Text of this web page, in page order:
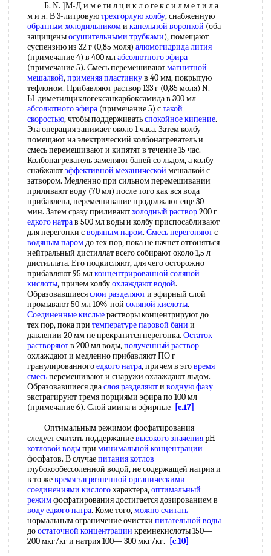
Б. N. ]М-Д и м е ти л ц и к л о ге к с и л м е т и л а
м и н. В 3-литровуютрехгорлую колбу, снабженную
обратным холодильникоми капельной воронкой (оба
защищеныосушительными трубками), помещают
суспензию из 32 г (0,85 моля) алюмогидрида лития
(примечание 4) в 400 млабсолютного эфира
(примечание 5). Смесь перемешиваютмагнитной
мешалкой,применяя пластинкув 40 мм, покрытую
тефлоном. Прибавляют раствор 133 г (0,85 моля) N.
Ы-диметилциклогексанкарбоксамида в 300 мл
абсолютного эфира (примечание 5) стакой
скоростью, чтобы поддерживатьспокойное кипение.
Эта операция занимает около 1 часа. Затем колбу
помещают на электрический колбонагреватель и
смесь перемешивают и кипятят в течение 15 час.
Колбонагреватель заменяют баней со льдом, а колбу
снабжаютэффективной механической мешалкой с
затвором. Медленно при сильном перемешивании
приливают воду (70 мл) после того как вся вода
прибавлена, перемешивание продолжают еще 30
мин. Затем сразу приливаютхолодный раствор200 г
едкого натрав 500 мл воды и колбу приспосабливают
для перегонки сводяным паром. Смесь перегоняютс
водяным паромдо тех пор, пока не начнет отгоняться
нейтральный дистиллат всего собирают около 1,5 л
дистиллата. Его подкисляют, для чего осторожно
прибавляют 95 млконцентрированной соляной
кислоты, причем колбуохлаждают водой.
Образовавшиесяслои разделяюти эфирный слой
промывают 50 мл 10%-ной соляной кислоты.
Соединенные кислыерастворы концентрируют до
тех пор, пока при температуре паровой бани и
давлении 20 мм не прекратится перегонка. Остаток
растворяютв 200 мл воды,полученный раствор
охлаждают и медленно прибавляют ПО г
гранулированногоедкого натра, причем в этовремя
смесьперемешивают и снаружи охлаждают льдом.
Образовавшиеся дваслоя разделяюти водную фазу
экстрагируют тремя порциями эфира по 100 мл
(примечание 6). Слой амина и эфирные [c.17]
Оптимальным режимом фосфатирования
следует считать поддержаниевысокого значенияpH
котловой водыпри минимальной концентрации
фосфатов. В случаепитания котлов
глубокообессоленной водой, не содержащей натрия и
в то жевремя загрязненной органическими
соединениями кислогохарактера,оптимальный
режимфосфатирования достигается дозированием в
воду едкого натра. Коме того,можно считать
нормальным ограничение очистки питательной воды
доостаточной концентрации кремнекислоты 150—
200 мкг/кг и натрия 100— 300 мкг/кг.
[c.10]